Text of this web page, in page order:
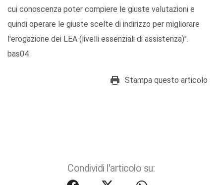
cui conoscenza poter compiere le giuste valutazioni e
quindi operare le giuste scelte di indirizzo per migliorare
l'erogazione dei LEA (livelli essenziali di assistenza)".
bas04
Stampa questo articolo
Condividi l'articolo su: